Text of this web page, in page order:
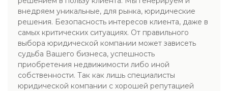
внедряем уникальные, для рынка, юридические
решения. Безопасность интересов клиента, даже в
самых критических ситуациях. От правильного
выбора юридической компании может зависеть
судьба Вашего бизнеса, успешность
приобретения недвижимости либо иной
собственности. Так как лишь специалисты
юридической компании с хорошей репутацией